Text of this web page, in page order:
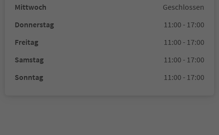
Mittwoch
Geschlossen
Donnerstag
11:00 - 17:00
Freitag
11:00 - 17:00
Samstag
11:00 - 17:00
Sonntag
11:00 - 17:00